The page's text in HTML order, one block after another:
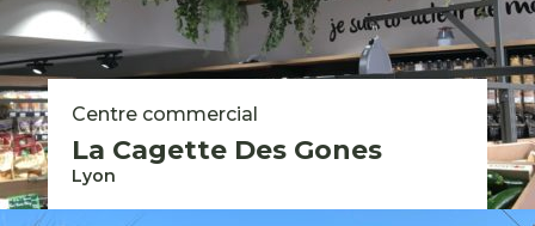
Centre commercial
La Cagette Des Gones
Lyon